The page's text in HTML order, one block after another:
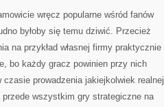
wręcz popularne wśród fanów
byłoby się temu dziwić. Przecież
na przykład własnej firmy praktycznie
bo każdy gracz powinien przy nich
prowadzenia jakiejkolwiek realnej
wszystkim gry strategiczne na